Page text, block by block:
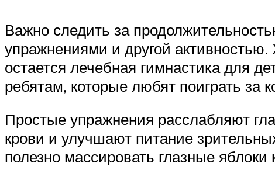
Важно следить за
упражнениями и другой
остается лечебная гимнастика для
ребятам, которые любят поиграть за
Простые упражнения расслабляют
крови и улучшают питание
полезно массировать глазные